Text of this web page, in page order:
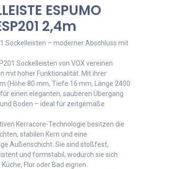
ESPUMO
2,4m
Sockelleisten – moderner Abschluss mit
Sockelleisten von VOX vereinen
mit hoher Funktionalität. Mit ihrer
(Höhe 80 mm, Tiefe 16 mm, Länge 2400
einen eleganten, sauberen Übergang
Boden – ideal für zeitgemäße
Kerracore-Technologie besitzen die
stabilen Kern und eine
Außenschicht. Sie sind stoßfest,
und formstabil, wodurch sie sich
Flur oder Bad eignen.